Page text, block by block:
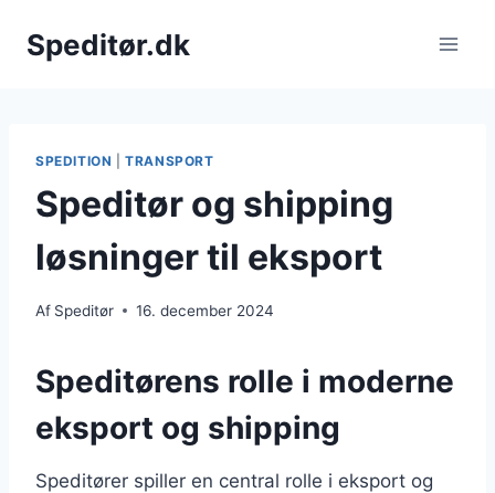
Speditør.dk
SPEDITION |TRANSPORT
Speditør og shipping
løsninger til eksport
Af Speditør 16. december 2024
Speditørens rolle i moderne
eksport og shipping
Speditører spiller en central rolle i eksport og